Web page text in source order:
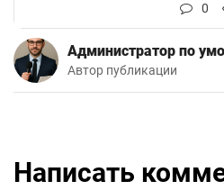
0
Администратор по
Автор публикации
Написать